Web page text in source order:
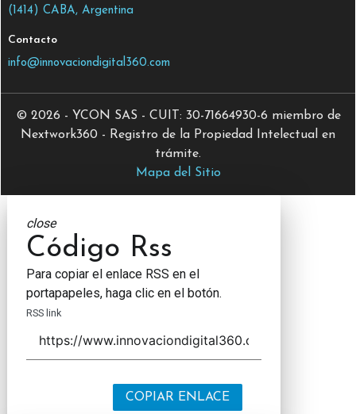
(1414) CABA, Argentina
Contacto
info@innovaciondigital360.com
© 2026 - YCON SAS - CUIT: 30-71664930-6 miembro de
Nextwork360 - Registro de la Propiedad Intelectual en
trámite.
Mapa del Sitio
close
Código Rss
Para copiar el enlace RSS en el
portapapeles, haga clic en el botón.
RSS link
COPIAR ENLACE